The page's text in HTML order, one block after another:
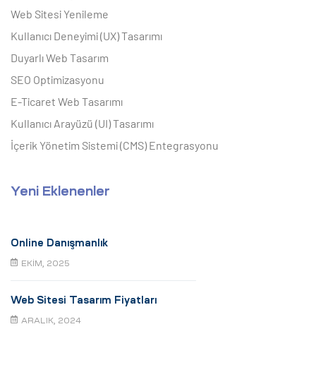
Web Sitesi Yenileme
Kullanıcı Deneyimi (UX) Tasarımı
Duyarlı Web Tasarım
SEO Optimizasyonu
E-Ticaret Web Tasarımı
Kullanıcı Arayüzü (UI) Tasarımı
İçerik Yönetim Sistemi (CMS) Entegrasyonu
Yeni Eklenenler
Online Danışmanlık
EKIM, 2025
Web Sitesi Tasarım Fiyatları
ARALIK, 2024